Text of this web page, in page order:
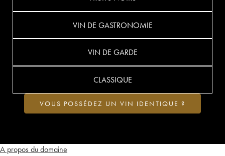
A propos du domaine
VIN DE GASTRONOMIE
VIN DE GARDE
CLASSIQUE
VOUS POSSÉDEZ UN VIN IDENTIQUE ?